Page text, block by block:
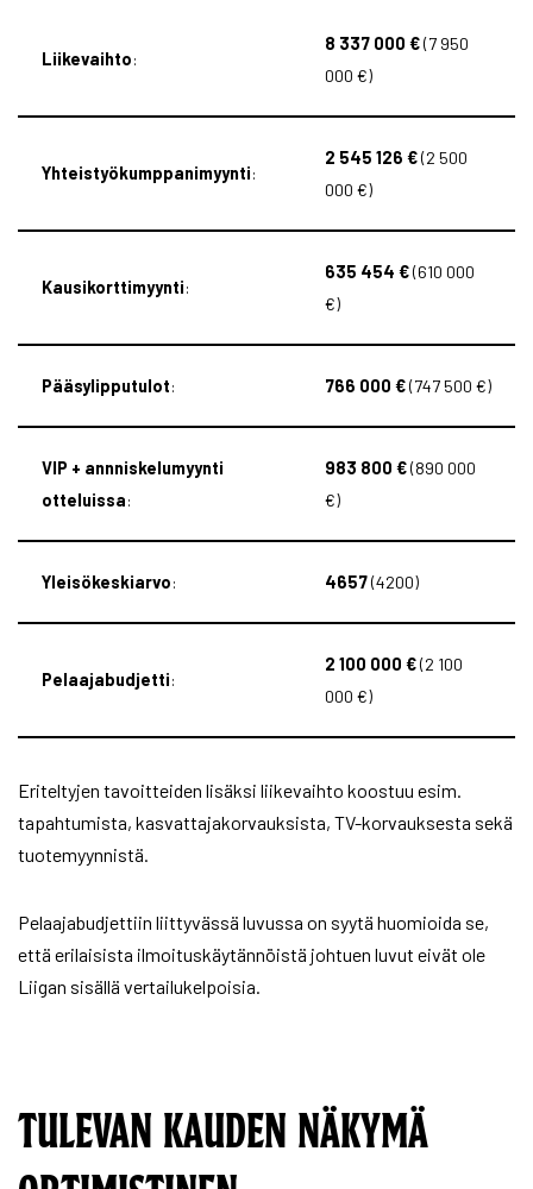
Liikevaihto:
8 337 000 €(7 950
000 €)
Yhteistyökumppanimyynti:
2 545 126 €(2 500
000 €)
Kausikorttimyynti:
635 454 €(610 000
€)
Pääsylipputulot: 766 000 €(747 500 €)
VIP + annniskelumyynti
otteluissa:
983 800 €(890 000
€)
Yleisökeskiarvo: 4657(4200)
Pelaajabudjetti:
2 100 000 €(2 100
000 €)
Eriteltyjen tavoitteiden lisäksi liikevaihto koostuu esim.
tapahtumista, kasvattajakorvauksista, TV-korvauksesta sekä
tuotemyynnistä.
Pelaajabudjettiin liittyvässä luvussa on syytä huomioida se,
että erilaisista ilmoituskäytännöistä johtuen luvut eivät ole
Liigan sisällä vertailukelpoisia.
TULEVAN KAUDEN NÄKYMÄ